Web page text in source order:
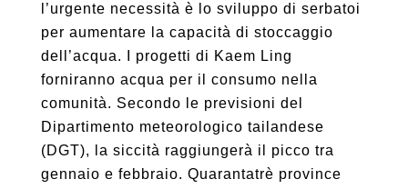
l’urgente necessità è lo sviluppo di serbatoi
per aumentare la capacità di stoccaggio
dell’acqua. I progetti di Kaem Ling
forniranno acqua per il consumo nella
comunità. Secondo le previsioni del
Dipartimento meteorologico tailandese
(DGT), la siccità raggiungerà il picco tra
gennaio e febbraio. Quarantatrè province